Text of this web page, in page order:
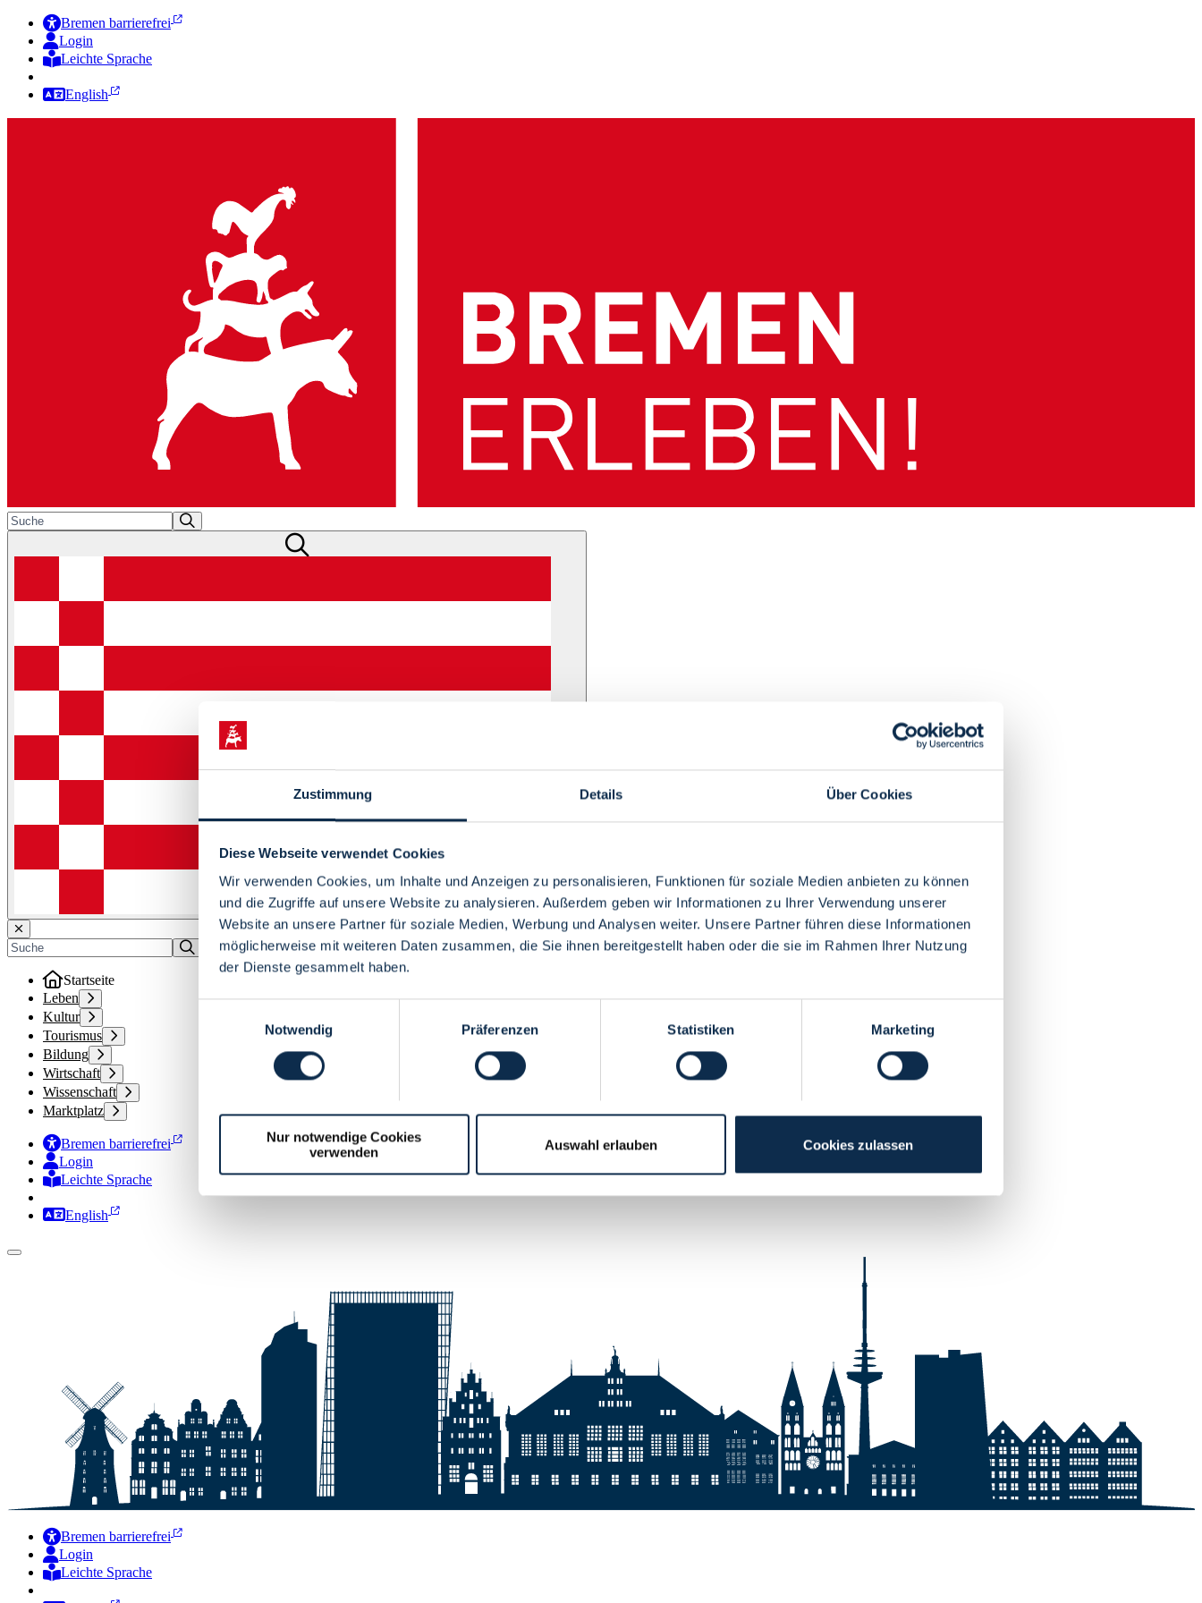
Zustimmung Details Über Cookies
Diese Webseite verwendet Cookies
Wir verwenden Cookies, um Inhalte und Anzeigen zu personalisieren, Funktionen für soziale Medien anbieten zu können
und die Zugriffe auf unsere Website zu analysieren. Außerdem geben wir Informationen zu Ihrer Verwendung unserer
Website an unsere Partner für soziale Medien, Werbung und Analysen weiter. Unsere Partner führen diese Informationen
möglicherweise mit weiteren Daten zusammen, die Sie ihnen bereitgestellt haben oder die sie im Rahmen Ihrer Nutzung
der Dienste gesammelt haben.
Notwendig
Präferenzen Statistiken Marketing
Nur notwendige Cookies
verwenden
Auswahl erlauben Cookies zulassen
Bremen barrierefrei
Login
Leichte Sprache
English
Menü
Startseite
Leben
Kultur
Tourismus
Bildung
Wirtschaft
Wissenschaft
Marktplatz
Bremen barrierefrei
Login
Leichte Sprache
Zur Deutschen Gebärdensprache
English
Bremen barrierefrei
Login
Leichte Sprache